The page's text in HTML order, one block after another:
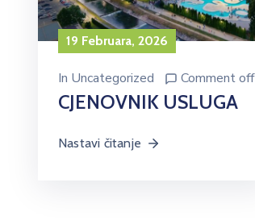
19 Februara, 2026
In Uncategorized Comment off
CJENOVNIK USLUGA
Nastavi čitanje